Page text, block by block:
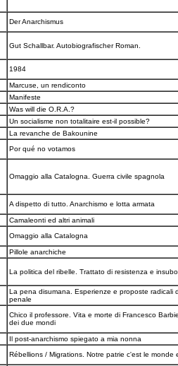
Der Anarchismus
Gut Schallbar. Autobiografischer Roman.
1984
Marcuse, un rendiconto
Manifeste
Was will die O.R.A.?
Un socialisme non totalitaire est-il possible?
La revanche de Bakounine
Por qué no votamos
Omaggio alla Catalogna. Guerra civile spagnola
A dispetto di tutto. Anarchismo e lotta armata
Camaleonti ed altri animali
Omaggio alla Catalogna
Pillole anarchiche
La politica del ribelle. Trattato di resistenza e
La pena disumana. Esperienze e proposte radicali
penale
Chico il professore. Vita e morte di Francesco
dei due mondi
Il post-anarchismo spiegato a mia nonna
Rébellions / Migrations. Notre patrie c'est le monde